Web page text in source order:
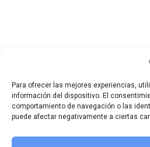
Para ofrecer las mejores experiencias,
información del dispositivo. El
comportamiento de navegación o las
puede afectar negativamente a ciertas